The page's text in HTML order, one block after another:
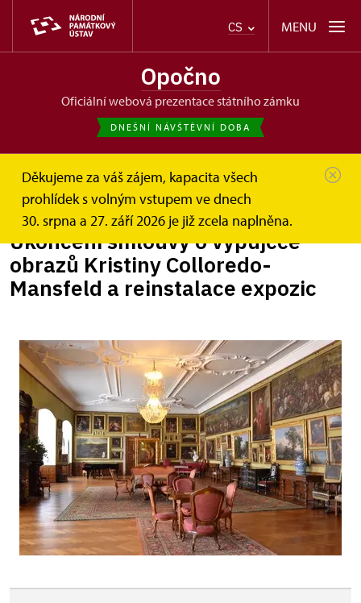
CS MENU
Opočno
oficiální webová prezentace státního zámku
DNEŠNÍ NÁVŠTĚVNÍ DOBA
Děkujeme za váš zájem, kapacita všech
prohlídek s volným vstupem ve dnech
30. srpna a 27. září 2026 je již zcela naplněna.
Opočno Zprávy Ukončení smlouvy o výpůjčce...
Ukončení smlouvy o výpůjčce
obrazů Kristiny Colloredo-
Mansfeld a reinstalace expozic